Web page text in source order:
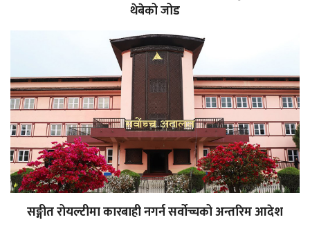
थेबेको जोड
सङ्गीत रोयल्टीमा कारबाही नगर्न सर्वोच्चको अन्तरिम आदेश